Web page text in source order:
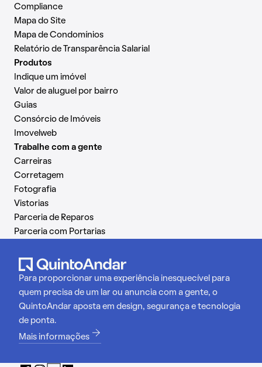
Compliance
Mapa do Site
Mapa de Condomínios
Relatório de Transparência Salarial
Produtos
Indique um imóvel
Valor de aluguel por bairro
Guias
Consórcio de Imóveis
Imovelweb
Trabalhe com a gente
Carreiras
Corretagem
Fotografia
Vistorias
Parceria de Reparos
Parceria com Portarias
Para proporcionar uma experiência inesquecível para
quem precisa de um lar ou anuncia com a gente, o
QuintoAndar aposta em design, segurança e tecnologia
de ponta.
Mais informações